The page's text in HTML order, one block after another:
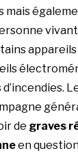
mais
appareils
de graves
en